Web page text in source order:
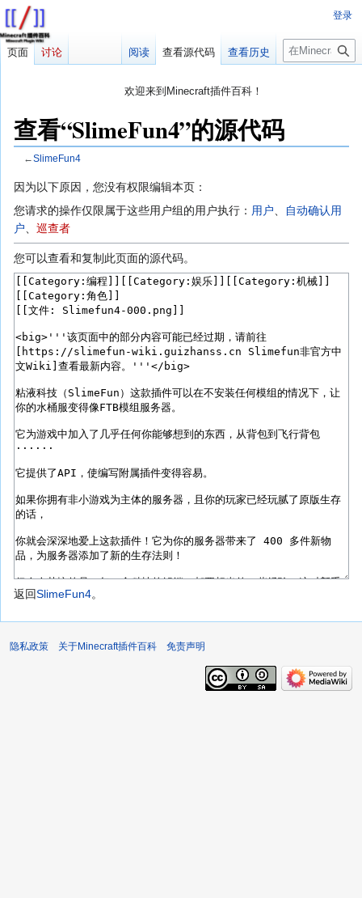
欢迎来到Minecraft插件百科！
因近日遭受攻击，百科现已限制编辑，有意编辑请加入插件百科企
查看“SlimeFun4”的源代码
←SlimeFun4
跳
转
到
航
跳
转
到
索
因为以下原因，您没有权限编辑本页：
您请求的操作仅限属于这些用户组的用户执行： 用户
自动确认用
户
巡查者
您可以查看和复制此页面的源代码。
返回SlimeFun4。
登录
页面 讨论 阅读 查看源代码 查看历史
搜
索
隐私政策 关于Minecraft插件百科 免责声明